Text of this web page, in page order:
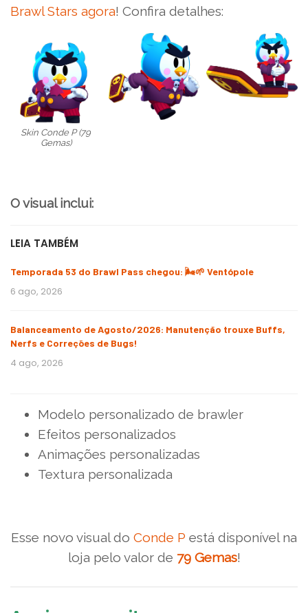
Brawl Stars agora! Confira detalhes:
Skin Conde P (79
Gemas)
O visual inclui:
LEIA TAMBÉM
Temporada 53 do Brawl Pass chegou: 🌬️🌱 Ventópole
6 ago, 2026
Balanceamento de Agosto/2026: Manutenção trouxe Buffs,
Nerfs e Correções de Bugs!
4 ago, 2026
Modelo personalizado de brawler
Efeitos personalizados
Animações personalizadas
Textura personalizada
Esse novo visual do Conde P está disponível na
loja pelo valor de 79 Gemas!